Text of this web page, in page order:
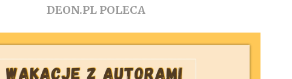
DEON.PL POLECA